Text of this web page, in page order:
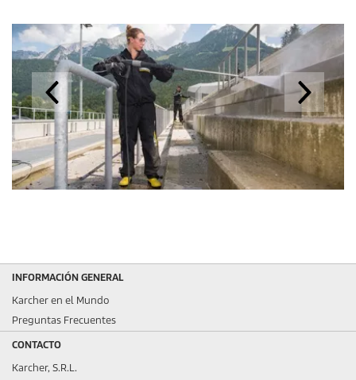
INFORMACIÓN GENERAL
Karcher en el Mundo
Preguntas Frecuentes
CONTACTO
Karcher, S.R.L.